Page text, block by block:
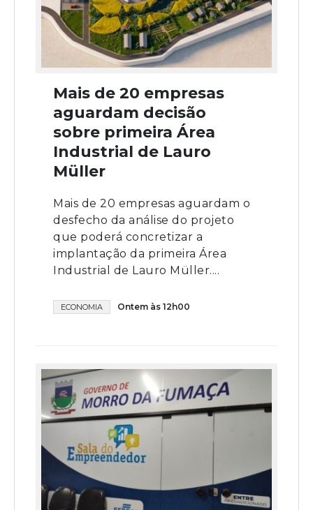
Mais de 20 empresas
aguardam decisão
sobre primeira Área
Industrial de Lauro
Müller
Mais de 20 empresas aguardam o
desfecho da análise do projeto
que poderá concretizar a
implantação da primeira Área
Industrial de Lauro Müller....
ECONOMIA Ontem às 12h00